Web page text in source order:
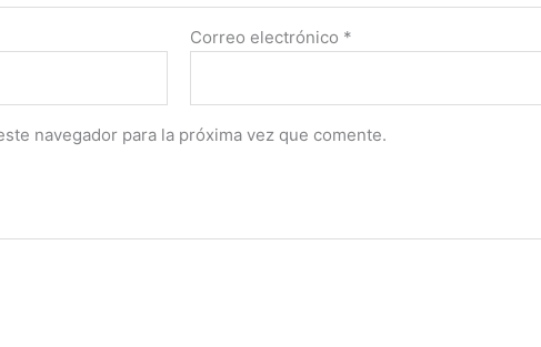
Correo electrónico *
navegador para la próxima vez que comente.